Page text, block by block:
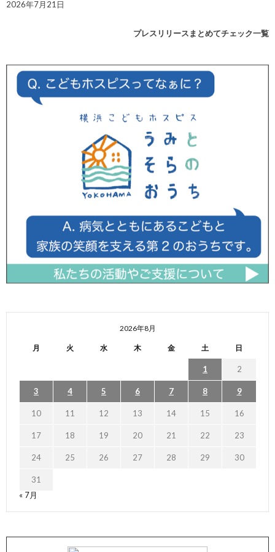
2026年7月21日
プレスリリースまとめてチェック一覧
2026年8月
月 火 水 木 金 土 日
1 2
3 4 5 6 7 8 9
10 11 12 13 14 15 16
17 18 19 20 21 22 23
24 25 26 27 28 29 30
31
« 7月